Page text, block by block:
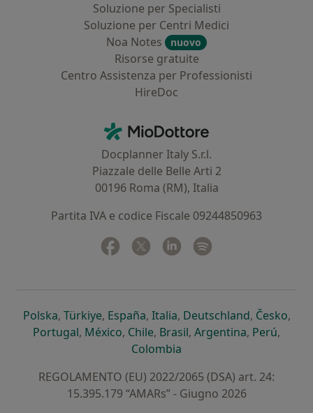
Soluzione per Specialisti
Soluzione per Centri Medici
Noa Notes
nuovo
Risorse gratuite
Centro Assistenza per Professionisti
HireDoc
MioDottore - Homepage
Docplanner Italy S.r.l.
Piazzale delle Belle Arti 2
00196 Roma (RM), Italia
Partita IVA e codice Fiscale 09244850963
Facebook
si apre in una nuova scheda
Twitter
si apre in una nuova scheda
Linkedin
si apre in una nuova
Polskasi apre in una nuova scheda
, Türkiyesi apre in una nuova scheda
, Españasi apre in una nuova scheda
, Italiasi apre in una nuova
, Deutschlandsi apre in
, Českosi
,
Portugalsi apre in una nuova scheda
, Méxicosi apre in una nuova scheda
, Chilesi apre in una nuova scheda
, Brasilsi apre in una nuova
, Argentinasi apre in
, Perúsi
,
Colombia
REGOLAMENTO (EU) 2022/2065 (DSA) art. 24:
15.395.179 “AMARs” - Giugno 2026